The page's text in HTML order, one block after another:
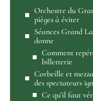
Orchestre du
pièges à éviter
Séances Grand
donne
Comment
billetterie
Corbeille et
des spectateurs
Ce qu’il faut